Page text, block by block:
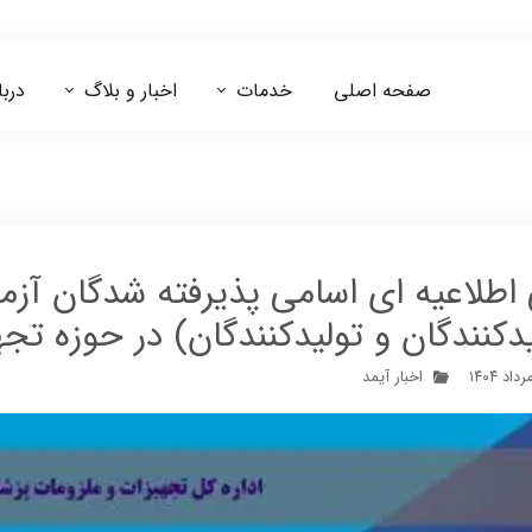
صفحه اصلی خدمات اخبار و بلاگ
و تولیدکنندگان) در حوزه
اخبار آیمد